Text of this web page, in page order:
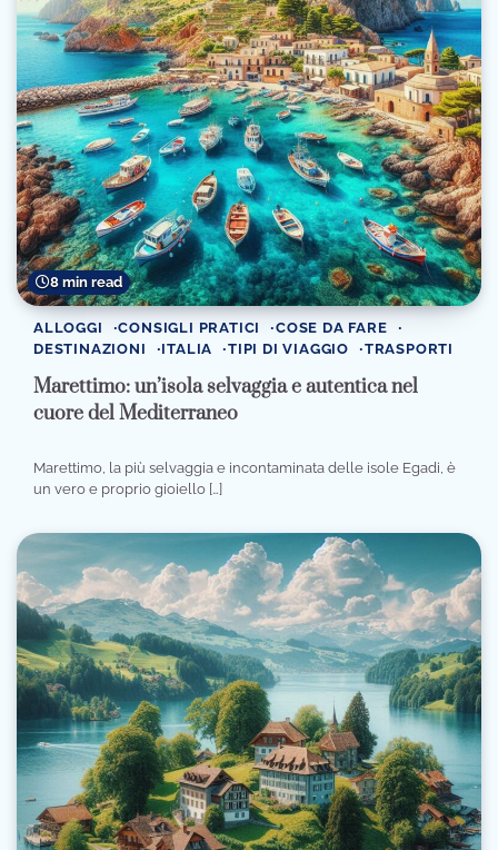
8 min read
ALLOGGI CONSIGLI PRATICI
COSE DA FARE
DESTINAZIONI
ITALIA TIPI DI VIAGGIO TRASPORTI
Marettimo: un’isola selvaggia e autentica nel
cuore del Mediterraneo
Marettimo, la più selvaggia e incontaminata delle isole Egadi, è
un vero e proprio gioiello […]